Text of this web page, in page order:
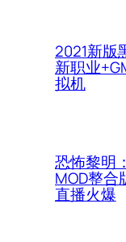
2021新版
新职业
拟机
恐怖黎明
MOD整合
直播火爆